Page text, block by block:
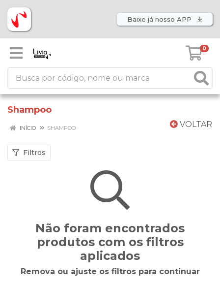
Baixe já nosso APP
0
Shampoo
VOLTAR
INÍCIO SHAMPOO
Filtros
Não foram encontrados
produtos com os filtros
aplicados
Remova ou ajuste os filtros para continuar